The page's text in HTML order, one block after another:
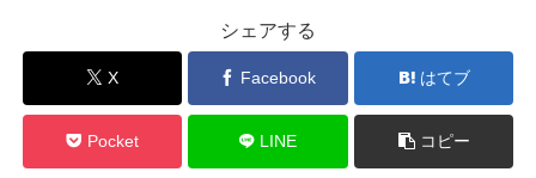
シェアする
X Facebook はてブ
Pocket LINE コピー